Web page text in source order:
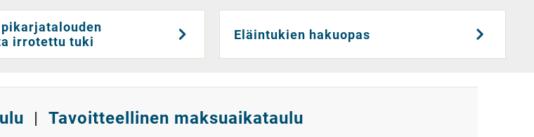
irrotettu tuki
Eläintukien hakuopas
| Tavoitteellinen maksuaikataulu